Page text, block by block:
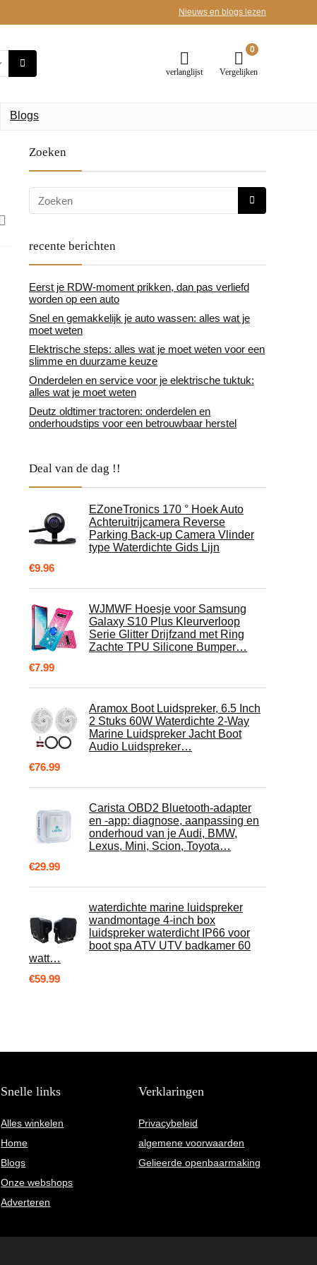
Nieuws en blogs lezen
verlanglijst
0
Vergelijken
Blogs
Zoeken
recente berichten
Eerst je RDW-moment prikken, dan pas verliefd
worden op een auto
Snel en gemakkelijk je auto wassen: alles wat je
moet weten
Elektrische steps: alles wat je moet weten voor een
slimme en duurzame keuze
Onderdelen en service voor je elektrische tuktuk:
alles wat je moet weten
Deutz oldtimer tractoren: onderdelen en
onderhoudstips voor een betrouwbaar herstel
Deal van de dag !!
EZoneTronics 170 ° Hoek Auto
Achteruitrijcamera Reverse
Parking Back-up Camera Vlinder
type Waterdichte Gids Lijn
€9.96
WJMWF Hoesje voor Samsung
Galaxy S10 Plus Kleurverloop
Serie Glitter Drijfzand met Ring
Zachte TPU Silicone Bumper…
€7.99
Aramox Boot Luidspreker, 6.5 Inch
2 Stuks 60W Waterdichte 2-Way
Marine Luidspreker Jacht Boot
Audio Luidspreker…
€76.99
Carista OBD2 Bluetooth-adapter
en -app: diagnose, aanpassing en
onderhoud van je Audi, BMW,
Lexus, Mini, Scion, Toyota…
€29.99
waterdichte marine luidspreker
wandmontage 4-inch box
luidspreker waterdicht IP66 voor
boot spa ATV UTV badkamer 60
watt…
€59.99
Snelle links
Alles winkelen
Home
Blogs
Onze webshops
Adverteren
Verklaringen
Privacybeleid
algemene voorwaarden
Gelieerde openbaarmaking